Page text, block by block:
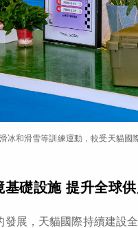
冰和滑雪等訓練運動，較受天貓國
基礎設施 提升全球
發展，天貓國際持續建設